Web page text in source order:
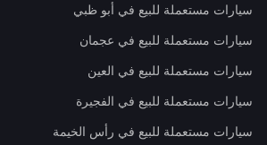
سيارات مستعملة للبيع في أبو ظبي
سيارات مستعملة للبيع في عجمان
سيارات مستعملة للبيع في العين
سيارات مستعملة للبيع في الفجيرة
سيارات مستعملة للبيع في رأس الخيمة